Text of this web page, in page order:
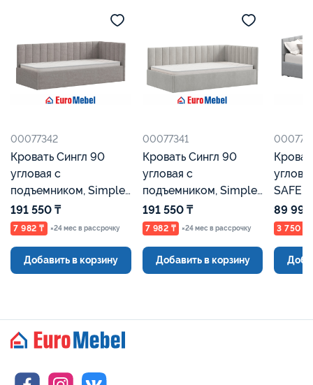
00077341
Кровать Сингл 90
угловая с
подъемником, Simple
29, 00077341 Серый,
Евромебель
191 550 ₸
7 982 ₸ ×24 мес в рассрочку
Добавить в корзину
00077001
Кровать мягкая
угловая, КР 3, 0,9*2,0
SAFE, 00077001,
Серый, Евромебель
89 990 ₸
3 750 ₸ ×24 мес в рассрочку
Добавить в корзину
89
3 750